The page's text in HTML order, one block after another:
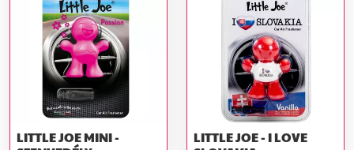
LITTLE JOE MINI -
LITTLE JOE - I LOVE